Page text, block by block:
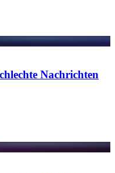
Nachrichten